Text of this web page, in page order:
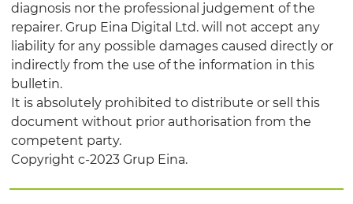
diagnosis nor the professional judgement of the
repairer. Grup Eina Digital Ltd. will not accept any
liability for any possible damages caused directly or
indirectly from the use of the information in this
bulletin.
It is absolutely prohibited to distribute or sell this
document without prior authorisation from the
competent party.
Copyright c-2023 Grup Eina.